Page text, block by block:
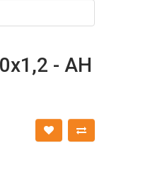
- АН